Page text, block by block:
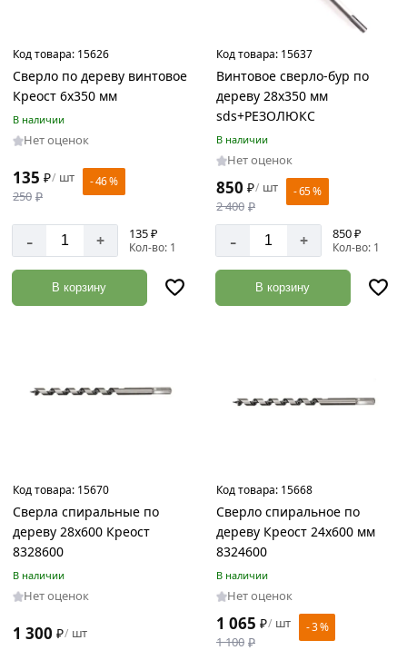
Код товара: 15626
Сверло по дереву винтовое
Креост 6х350 мм
В наличии
Нет оценок
135 ₽/ шт
250 ₽
- 46 %
- + 135 ₽
Кол-во: 1
В корзину
Код товара: 15637
Винтовое сверло-бур по
дереву 28х350 мм
sds+РЕЗОЛЮКС
В наличии
Нет оценок
850 ₽/ шт
2 400 ₽
- 65 %
- + 850 ₽
Кол-во: 1
В корзину
Код товара: 15670
Сверла спиральные по
дереву 28х600 Креост
8328600
В наличии
Нет оценок
1 300 ₽/ шт
Код товара: 15668
Сверло спиральное по
дереву Креост 24х600 мм
8324600
В наличии
Нет оценок
1 065 ₽/ шт
1 100 ₽
- 3 %